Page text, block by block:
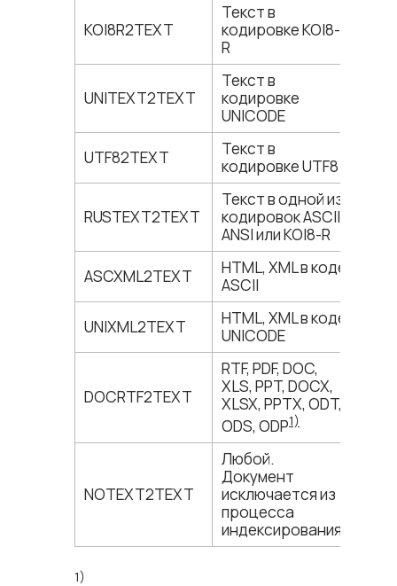
KOI8R2TEXT
Текст в
кодировке KOI8-
R
UNITEXT2TEXT
Текст в
кодировке
UNICODE
UTF82TEXT
Текст в
кодировке UTF8
RUSTEXT2TEXT
Текст в одной из
кодировок ASCII,
ANSI или KOI8-R
ASCXML2TEXT
HTML, XML в коде
ASCII
UNIXML2TEXT
HTML, XML в коде
UNICODE
DOCRTF2TEXT
RTF, PDF, DOC,
XLS, PPT, DOCX,
XLSX, PPTX, ODT,
ODS, ODP1)
NOTEXT2TEXT
Любой.
Документ
исключается из
процесса
индексирования.
1)